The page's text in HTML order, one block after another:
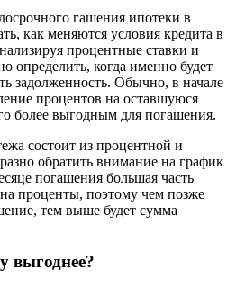
гашения ипотеки в
как меняются условия кредита в
процентные ставки и
определить, когда именно будет
задолженность. Обычно, в начале
процентов на оставшуюся
более выгодным для погашения.
состоит из процентной и
обратить внимание на график
погашения большая часть
проценты, поэтому чем позже
тем выше будет сумма
выгоднее?